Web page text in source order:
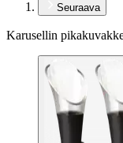
Seuraava
Karusellin